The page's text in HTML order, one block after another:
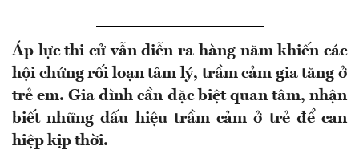
Áp lực thi cử vẫn diễn ra hàng năm khiến các
hội chứng rối loạn tâm lý, trầm cảm gia tăng ở
trẻ em. Gia đình cần đặc biệt quan tâm, nhận
biết những dấu hiệu trầm cảm ở trẻ để can
hiệp kịp thời.